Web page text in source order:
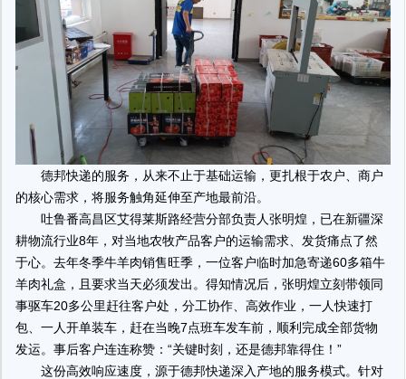
德邦快递的服务，从来不止于基础运输，更扎根于农户、商户
的核心需求，将服务触角延伸至产地最前沿。
吐鲁番高昌区艾得莱斯路经营分部负责人张明煌，已在新疆深
耕物流行业8年，对当地农牧产品客户的运输需求、发货痛点了然
于心。去年冬季牛羊肉销售旺季，一位客户临时加急寄递60多箱牛
羊肉礼盒，且要求当天必须发出。得知情况后，张明煌立刻带领同
事驱车20多公里赶往客户处，分工协作、高效作业，一人快速打
包、一人开单装车，赶在当晚7点班车发车前，顺利完成全部货物
发运。事后客户连连称赞：“关键时刻，还是德邦靠得住！”
这份高效响应速度，源于德邦快递深入产地的服务模式。针对